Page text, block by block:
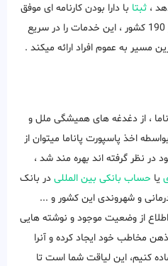
، ثبتا با دارا بودن کارنامه ای موفق
در زمینه اخذ پاسپورت در بیش از 190 کشور ، این خدمات را در سریع
مسیر به عموم افراد ارائه میکند .
، از دغدغه های همیشگی ملل و
اخذ پاسپورت پاناما میتوان از
در نظر گرفته اند بهره مند شد ،
یا حساب بانکی بین المللی در بانک
و شهروندی این کشور و ...
از وضعیت موجود و نوشته هایی
مخاطب خود ایجاد کرده و آنرا
کنیم، این لیاقت شما است تا